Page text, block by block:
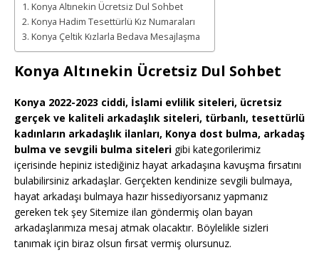
Konya Altınekin Ücretsiz Dul Sohbet
Konya Hadim Tesettürlü Kız Numaraları
Konya Çeltik Kızlarla Bedava Mesajlaşma
Konya Altınekin Ücretsiz Dul Sohbet
Konya 2022-2023 ciddi, İslami evlilik siteleri, ücretsiz
gerçek ve kaliteli arkadaşlık siteleri, türbanlı, tesettürlü
kadınların arkadaşlık ilanları, Konya dost bulma, arkadaş
bulma ve sevgili bulma siteleri gibi kategorilerimiz
içerisinde hepiniz istediğiniz hayat arkadaşına kavuşma fırsatını
bulabilirsiniz arkadaşlar. Gerçekten kendinize sevgili bulmaya,
hayat arkadaşı bulmaya hazır hissediyorsanız yapmanız
gereken tek şey Sitemize ilan göndermiş olan bayan
arkadaşlarımıza mesaj atmak olacaktır. Böylelikle sizleri
tanımak için biraz olsun fırsat vermiş olursunuz.